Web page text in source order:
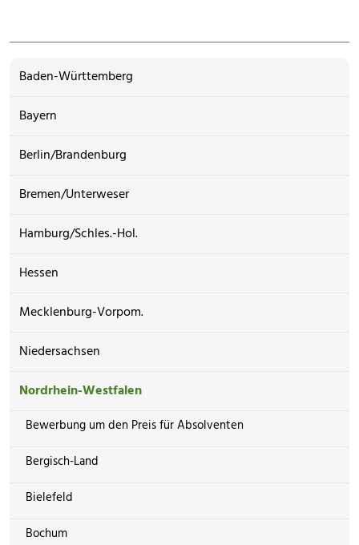
Baden-Württemberg
Bayern
Berlin/Brandenburg
Bremen/Unterweser
Hamburg/Schles.-Hol.
Hessen
Mecklenburg-Vorpom.
Niedersachsen
Nordrhein-Westfalen
Bewerbung um den Preis für Absolventen
Bergisch-Land
Bielefeld
Bochum